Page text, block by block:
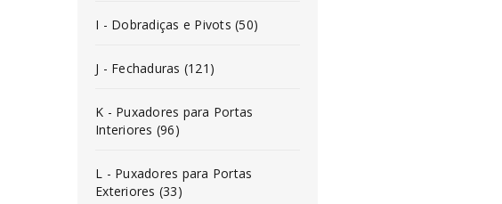
I - Dobradiças e Pivots (50)
J - Fechaduras (121)
K - Puxadores para Portas
Interiores (96)
L - Puxadores para Portas
Exteriores (33)